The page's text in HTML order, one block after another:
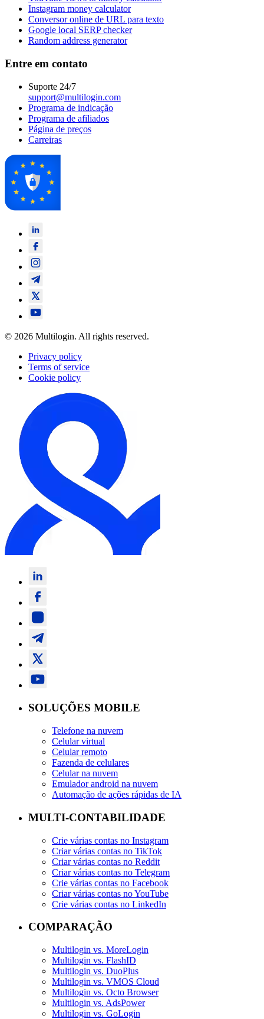
Instagram money calculator
Conversor online de URL para texto
Google local SERP checker
Random address generator
Entre em contato
Suporte 24/7
support@multilogin.com
Programa de indicação
Programa de afiliados
Página de preços
Carreiras
© 2026 Multilogin. All rights reserved.
Privacy policy
Terms of service
Cookie policy
SOLUÇÕES MOBILE
Telefone na nuvem
Celular virtual
Celular remoto
Fazenda de celulares
Celular na nuvem
Emulador android na nuvem
Automação de ações rápidas de IA
MULTI-CONTABILIDADE
Crie várias contas no Instagram
Criar várias contas no TikTok
Criar várias contas no Reddit
Criar várias contas no Telegram
Crie várias contas no Facebook
Criar várias contas no YouTube
Crie várias contas no LinkedIn
COMPARAÇÃO
Multilogin vs. MoreLogin
Multilogin vs. FlashID
Multilogin vs. DuoPlus
Multilogin vs. VMOS Cloud
Multilogin vs. Octo Browser
Multilogin vs. AdsPower
Multilogin vs. GoLogin